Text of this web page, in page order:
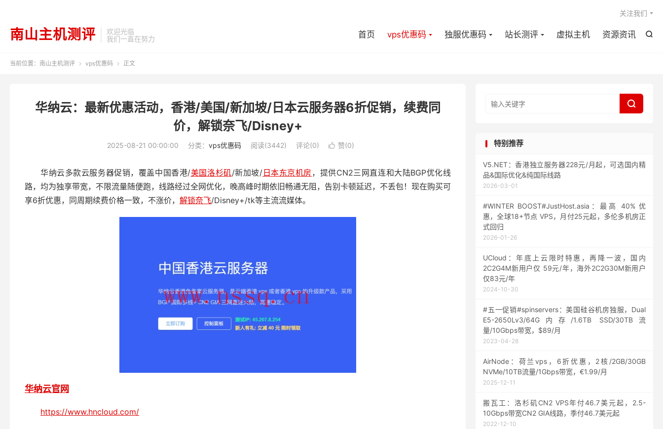
南山主机测评
欢迎光临
我们一直在努力

首页 vps优惠码 独服优惠码 站长测评 虚拟主机 资源资讯
关注我们
当前位置： 南山主机测评  vps优惠码  正文
华纳云：最新优惠活动，香港/美国/新加坡/日本云服务器6折促销，续费同
价，解锁奈飞/Disney+
2025-08-21 00:00:00 分类： vps优惠码 阅读(3442) 评论(0)  赞(0)
华纳云多款云服务器促销，覆盖中国香港/美国洛杉矶/新加坡/ 日本东京机房 ，提供CN2三网直连和大陆BGP优化线
路，均为独享带宽，不限流量随便跑，线路经过全网优化，晚高峰时期依旧畅通无阻，告别卡顿延迟，不丢包！现在购买可
享6折优惠，同周期续费价格一致，不涨价， 解锁奈飞/Disney+/tk等主流流媒体。
华纳云官网
https://www.hncloud.com/

特别推荐
V5.NET：香港独立服务器228元/月起，可选国内精
品&国际优化&纯国际线路
2026-03-01
#WINTER BOOST#JustHost.asia：最高 40% 优
惠，全球18+节点 VPS，月付25元起，多伦多机房正
式回归
2026-01-26
UCloud：年底上云限时特惠，再降一波，国内
2C2G4M新用户仅 59元/年，海外2C2G30M新用户
仅83元/年
2024-10-30
#五一促销#spinservers：美国硅谷机房独服，Dual
E5-2650Lv3/64G内存/1.6TB SSD/30TB流
量/10Gbps带宽，$89/月
2023-04-28
AirNode：荷兰vps，6折优惠，2核/2GB/30GB
NVMe/10TB流量/1Gbps带宽，€1.99/月
2025-12-11
搬瓦工：洛杉矶CN2 VPS年付46.7美元起，2.5-
10Gbps带宽CN2 GIA线路，季付46.7美元起
2022-12-10